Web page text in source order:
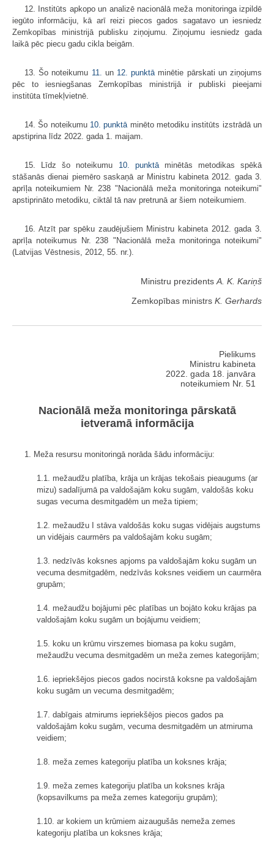
12. Institūts apkopo un analizē nacionālā meža monitoringa izpildē
iegūto informāciju, kā arī reizi piecos gados sagatavo un iesniedz
Zemkopības ministrijā publisku ziņojumu. Ziņojumu iesniedz gada
laikā pēc piecu gadu cikla beigām.
13. Šo noteikumu 11. un 12. punktā minētie pārskati un ziņojums
pēc to iesniegšanas Zemkopības ministrijā ir publiski pieejami
institūta tīmekļvietnē.
14. Šo noteikumu 10. punktā minēto metodiku institūts izstrādā un
apstiprina līdz 2022. gada 1. maijam.
15. Līdz šo noteikumu 10. punktāminētās metodikas spēkā
stāšanās dienai piemēro saskaņā ar Ministru kabineta 2012. gada 3.
aprīļa noteikumiem Nr. 238 "Nacionālā meža monitoringa noteikumi"
apstiprināto metodiku, ciktāl tā nav pretrunā ar šiem noteikumiem.
16. Atzīt par spēku zaudējušiem Ministru kabineta 2012. gada 3.
aprīļa noteikumus Nr. 238 "Nacionālā meža monitoringa noteikumi"
(Latvijas Vēstnesis, 2012, 55. nr.).
Ministru prezidents A. K. Kariņš
Zemkopības ministrs K. Gerhards
Pielikums
Ministru kabineta
2022. gada 18. janvāra
noteikumiem Nr. 51
Nacionālā meža monitoringa pārskatā
ietveramā informācija
1. Meža resursu monitoringā norāda šādu informāciju:
1.1. mežaudžu platība, krāja un krājas tekošais pieaugums (ar
mizu) sadalījumā pa valdošajām koku sugām, valdošās koku
sugas vecuma desmitgadēm un meža tipiem;
1.2. mežaudžu I stāva valdošās koku sugas vidējais augstums
un vidējais caurmērs pa valdošajām koku sugām;
1.3. nedzīvās koksnes apjoms pa valdošajām koku sugām un
vecuma desmitgadēm, nedzīvās koksnes veidiem un caurmēra
grupām;
1.4. mežaudžu bojājumi pēc platības un bojāto koku krājas pa
valdošajām koku sugām un bojājumu veidiem;
1.5. koku un krūmu virszemes biomasa pa koku sugām,
mežaudžu vecuma desmitgadēm un meža zemes kategorijām;
1.6. iepriekšējos piecos gados nocirstā koksne pa valdošajām
koku sugām un vecuma desmitgadēm;
1.7. dabīgais atmirums iepriekšējos piecos gados pa
valdošajām koku sugām, vecuma desmitgadēm un atmiruma
veidiem;
1.8. meža zemes kategoriju platība un koksnes krāja;
1.9. meža zemes kategoriju platība un koksnes krāja
(kopsavilkums pa meža zemes kategoriju grupām);
1.10. ar kokiem un krūmiem aizaugušās nemeža zemes
kategoriju platība un koksnes krāja;